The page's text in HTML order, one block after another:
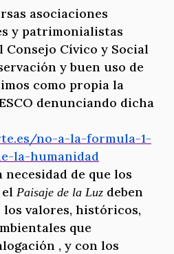
asociaciones
y patrimonialistas
Consejo Cívico y Social
y buen uso de
como propia la
denunciando dicha
no-a-la-formula-1-
la-humanidad
de que los
Paisaje de la Luz deben
valores, históricos,
que
, y con los